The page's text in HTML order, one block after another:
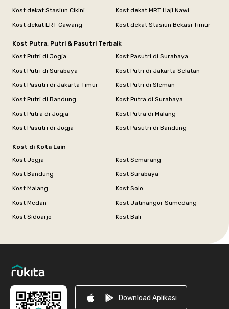
Kost dekat Stasiun Cikini
Kost dekat MRT Haji Nawi
Kost dekat LRT Cawang
Kost dekat Stasiun Bekasi Timur
Kost Putra, Putri & Pasutri Terbaik
Kost Putri di Jogja
Kost Pasutri di Surabaya
Kost Putri di Surabaya
Kost Putri di Jakarta Selatan
Kost Pasutri di Jakarta Timur
Kost Putri di Sleman
Kost Putri di Bandung
Kost Putra di Surabaya
Kost Putra di Jogja
Kost Putra di Malang
Kost Pasutri di Jogja
Kost Pasutri di Bandung
Kost di Kota Lain
Kost Jogja
Kost Semarang
Kost Bandung
Kost Surabaya
Kost Malang
Kost Solo
Kost Medan
Kost Jatinangor Sumedang
Kost Sidoarjo
Kost Bali
Download Aplikasi